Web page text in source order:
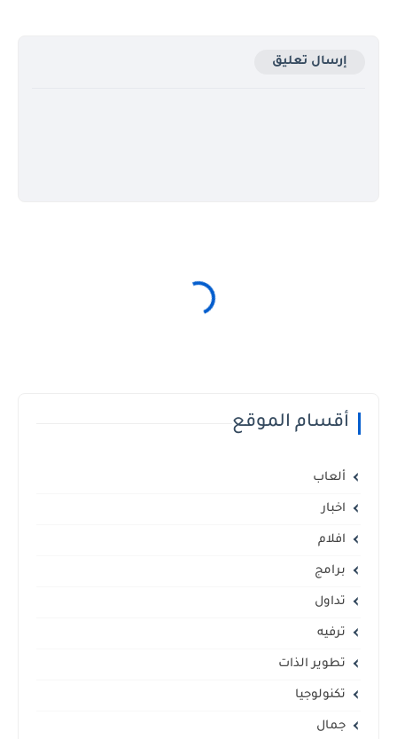
إرسال تعليق
أقسام الموقع
ألعاب
اخبار
افلام
برامج
تداول
ترفيه
تطوير الذات
تكنولوجيا
جمال